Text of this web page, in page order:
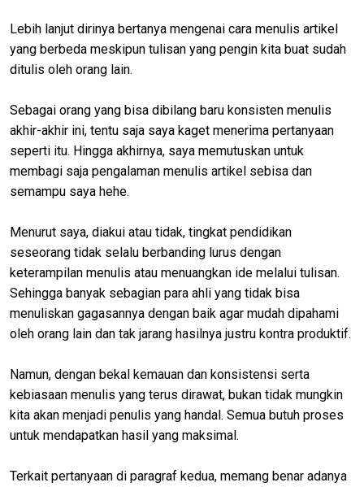
Lebih lanjut dirinya bertanya mengenai cara menulis artikel
yang berbeda meskipun tulisan yang pengin kita buat sudah
ditulis oleh orang lain.
Sebagai orang yang bisa dibilang baru konsisten menulis
akhir-akhir ini, tentu saja saya kaget menerima pertanyaan
seperti itu. Hingga akhirnya, saya memutuskan untuk
membagi saja pengalaman menulis artikel sebisa dan
semampu saya hehe.
Menurut saya, diakui atau tidak, tingkat pendidikan
seseorang tidak selalu berbanding lurus dengan
keterampilan menulis atau menuangkan ide melalui tulisan.
Sehingga banyak sebagian para ahli yang tidak bisa
menuliskan gagasannya dengan baik agar mudah dipahami
oleh orang lain dan tak jarang hasilnya justru kontra produktif.
Namun, dengan bekal kemauan dan konsistensi serta
kebiasaan menulis yang terus dirawat, bukan tidak mungkin
kita akan menjadi penulis yang handal. Semua butuh proses
untuk mendapatkan hasil yang maksimal.
Terkait pertanyaan di paragraf kedua, memang benar adanya